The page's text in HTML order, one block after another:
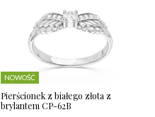
NOWOŚĆ
Pierścionek z białego złota z
brylantem CP-62B